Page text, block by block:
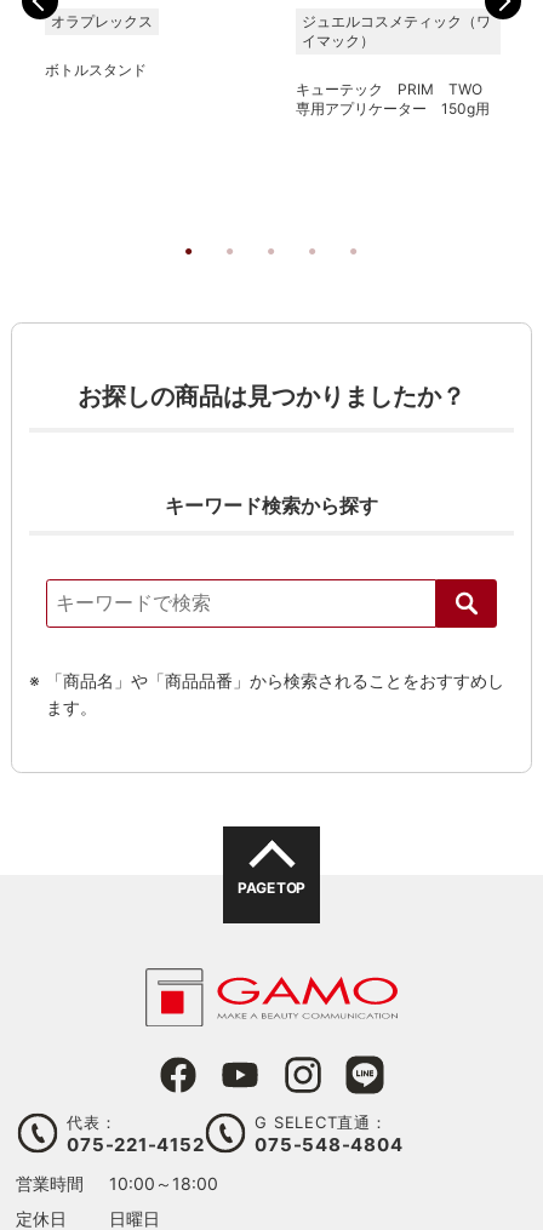
オラプレックス
ボトルスタンド
ジュエルコスメティック（ワ
イマック）
キューテック PRIM TWO
専用アプリケーター 150g用
お探しの商品は見つかりましたか？
キーワード検索から探す
「商品名」や「商品品番」から検索されることをおすすめし
ます。
PAGE TOP
代表：
075-221-4152
G SELECT直通：
075-548-4804
営業時間
10:00～18:00
定休日
日曜日